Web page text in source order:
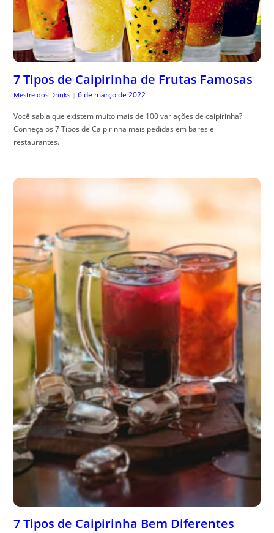
7 Tipos de Caipirinha de Frutas Famosas
Mestre dos Drinks | 6 de março de 2022
Você sabia que existem muito mais de 100 variações de caipirinha?
Conheça os 7 Tipos de Caipirinha mais pedidas em bares e
restaurantes.
7 Tipos de Caipirinha Bem Diferentes